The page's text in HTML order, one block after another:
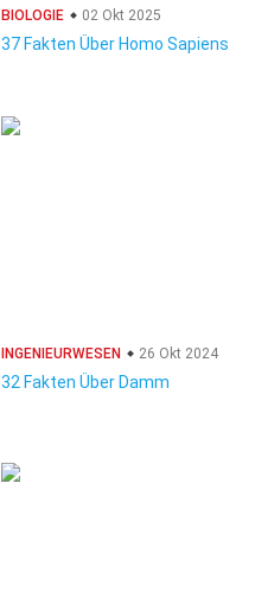
BIOLOGIE 02 Okt 2025
37 Fakten Über Homo Sapiens
INGENIEURWESEN 26 Okt 2024
32 Fakten Über Damm